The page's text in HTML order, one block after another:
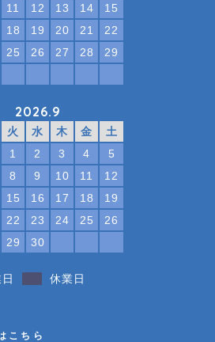
11 12 13 14
15
18 19 20 21
22
25 26 27 28
29
2026.9
火 水 木 金
土
1
2 3 4
5
8 9 10 11
12
15 16 17 18
19
22 23 24 25
26
29 30
休業日
こちら